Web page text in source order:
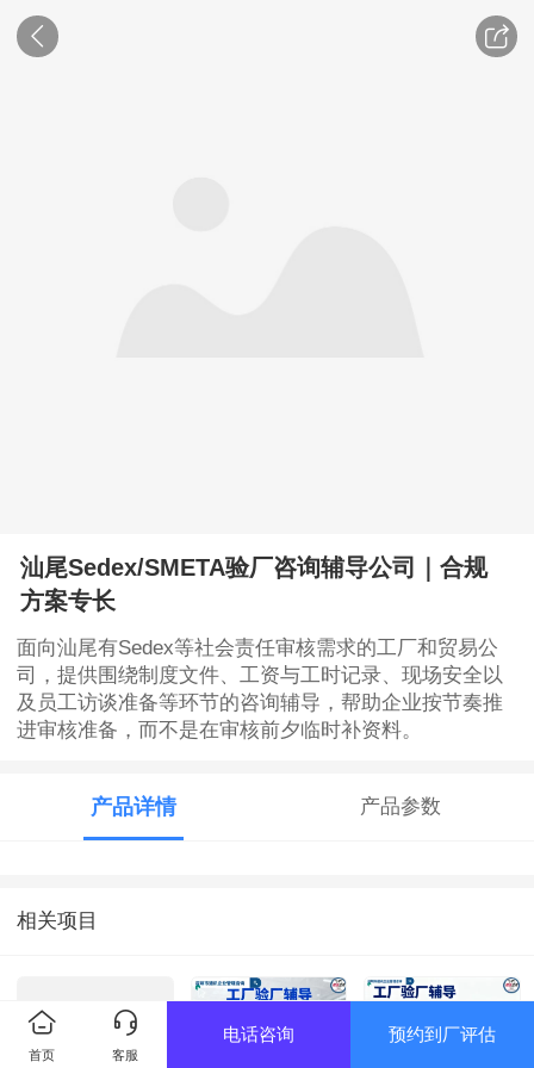
汕尾Sedex/SMETA验厂咨询辅导公司｜合规
方案专长
面向汕尾有Sedex等社会责任审核需求的工厂和贸易公
司，提供围绕制度文件、工资与工时记录、现场安全以
及员工访谈准备等环节的咨询辅导，帮助企业按节奏推
进审核准备，而不是在审核前夕临时补资料。
产品详情 产品参数
相关项目
首页 客服
电话咨询 预约到厂评估